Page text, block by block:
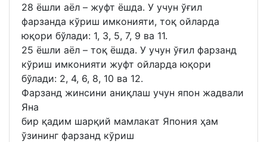
28 ёшли аёл – жуфт ёшда. У учун ўғил
фарзанда кўриш имконияти, тоқ ойларда
юқори бўлади: 1, 3, 5, 7, 9 ва 11.
25 ёшли аёл – тоқ ёшда. У учун ўғил фарзанд
кўриш имконияти жуфт ойларда юқори
бўлади: 2, 4, 6, 8, 10 ва 12.
Фарзанд жинсини аниқлаш учун япон жадвали
Яна
бир қадим шарқий мамлакат Япония ҳам
ўзининг фарзанд кўриш